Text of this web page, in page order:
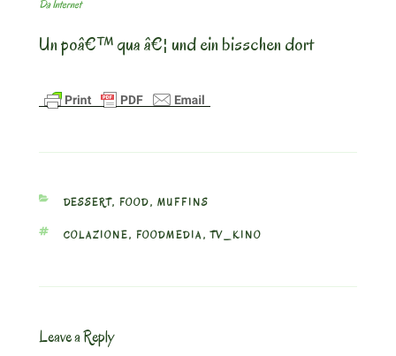
Da Internet
Un poâ€™ qua â€¦ und ein bisschen dort
CATEGORIES
DESSERT, FOOD, MUFFINS
TAGS
COLAZIONE, FOODMEDIA,TV_KINO
Leave a Reply